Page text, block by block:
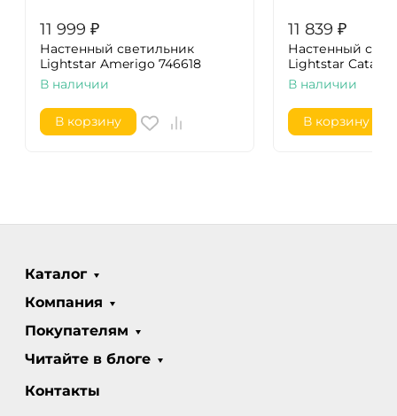
11 999 ₽
Настенный светильник
Lightstar Amerigo 746618
В наличии
В корзину
11 839 ₽
Настенный
Lightstar Catania
В наличии
В корзину
Каталог
Компания
Покупателям
Читайте в блоге
Контакты